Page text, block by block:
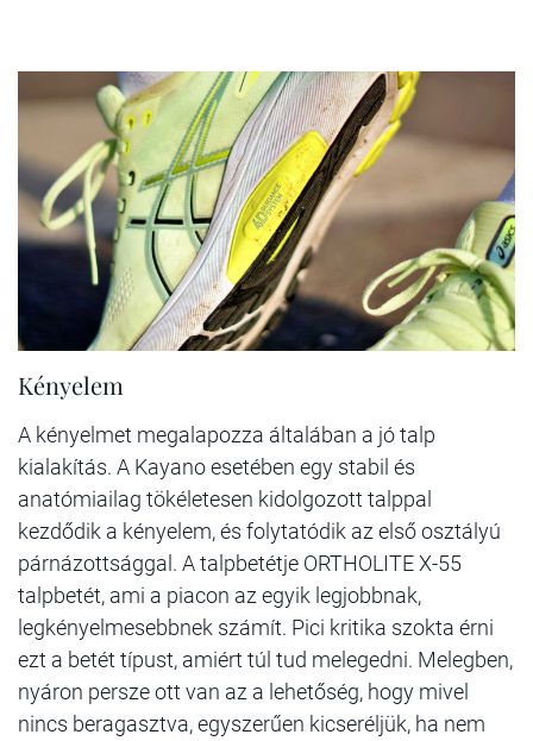
Kényelem
A kényelmet megalapozza általában a jó talp
kialakítás. A Kayano esetében egy stabil és
anatómiailag tökéletesen kidolgozott talppal
kezdődik a kényelem, és folytatódik az első osztályú
párnázottsággal. A talpbetétje ORTHOLITE X-55
talpbetét, ami a piacon az egyik legjobbnak,
legkényelmesebbnek számít. Pici kritika szokta érni
ezt a betét típust, amiért túl tud melegedni. Melegben,
nyáron persze ott van az a lehetőség, hogy mivel
nincs beragasztva, egyszerűen kicseréljük, ha nem